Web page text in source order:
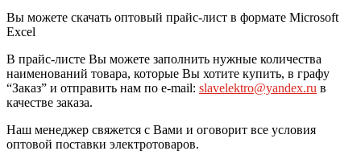
Вы можете скачать оптовый прайс-лист в формате Microsoft
Excel
В прайс-листе Вы можете заполнить нужные количества
наименований товара, которые Вы хотите купить, в графу
“Заказ” и отправить нам по e-mail: slavelektro@yandex.ru в
качестве заказа.
Наш менеджер свяжется с Вами и оговорит все условия
оптовой поставки электротоваров.